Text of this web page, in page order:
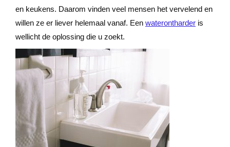
en keukens. Daarom vinden veel mensen het vervelend en
willen ze er liever helemaal vanaf. Een waterontharder is
wellicht de oplossing die u zoekt.